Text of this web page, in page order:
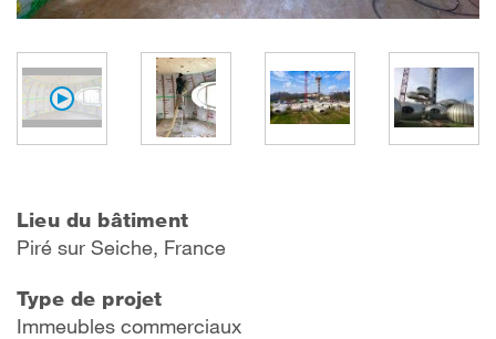
Lieu du bâtiment
Piré sur Seiche, France
Type de projet
Immeubles commerciaux